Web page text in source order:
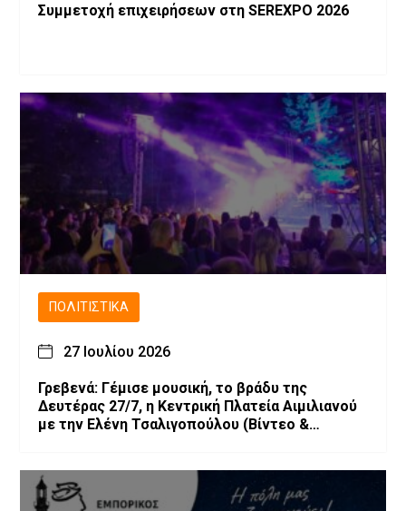
Συμμετοχή επιχειρήσεων στη SEREXPO 2026
ΠΟΛΙΤΙΣΤΙΚΆ
27 Ιουλίου 2026
Γρεβενά: Γέμισε μουσική, το βράδυ της
Δευτέρας 27/7, η Κεντρική Πλατεία Αιμιλιανού
με την Ελένη Τσαλιγοπούλου (Bίντεο &